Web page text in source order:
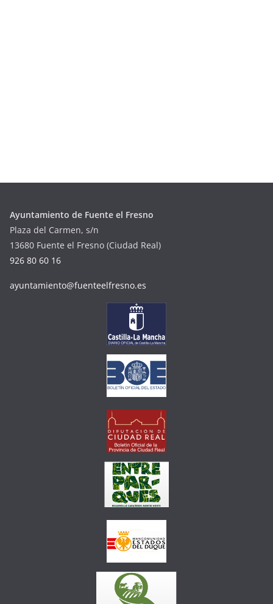
Ayuntamiento de Fuente el Fresno
Plaza del Carmen, s/n
13680 Fuente el Fresno (Ciudad Real)
926 80 60 16
ayuntamiento@fuenteelfresno.es